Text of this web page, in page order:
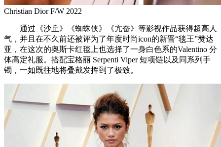
Christian Dior F/W 2022
通过《沙丘》《蜘蛛侠》《亢奋》等影视作品获得超高人
气，并且在不久前还被评为了年度时尚icon的新晋“毯王”赞达
亚，在这次的奥斯卡红毯上也选择了一身白色系的Valentino 分
体高定礼服。搭配宝格丽 Serpenti Viper 短项链以及同系列手
镯，一如既往地将叠戴发挥到了极致。